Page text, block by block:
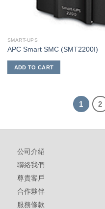
SMART-UPS
APC Smart SMC (SMT2200I)
ADD TO CART
1 2
公司介紹
聯絡我們
尊貴客戶
合作夥伴
服務條款